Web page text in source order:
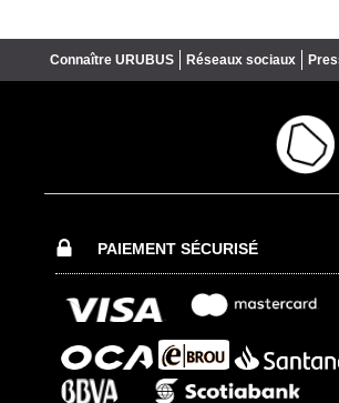
Connaître URUBUS Réseaux sociaux
PAIEMENT SÉCURISÉ